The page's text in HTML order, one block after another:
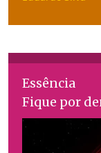
Essência
Fique por